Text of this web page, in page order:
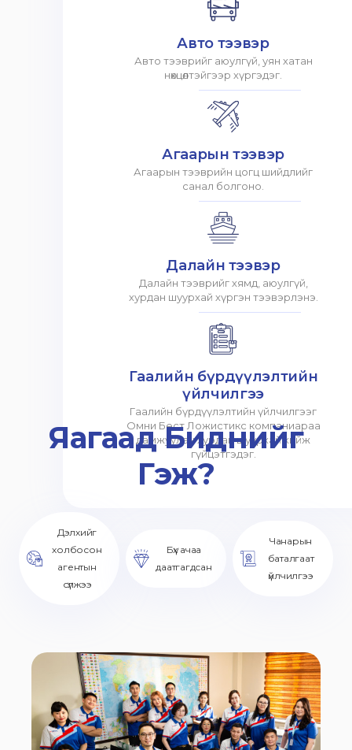
Авто тээвэр
Авто тээврийг аюулгүй, уян хатан
нөхцөлтэйгээр хүргэдэг.
Агаарын тээвэр
Агаарын тээврийн цогц шийдлийг
санал болгоно.
Далайн тээвэр
Далайн тээврийг хямд, аюулгүй,
хурдан шуурхай хүргэн тээвэрлэнэ.
Гаалийн бүрдүүлэлтийн
үйлчилгээ
Гаалийн бүрдүүлэлтийн үйлчилгээг
Омни Бест Ложистикс компаниараа
дамжуулан хурдан шуурхай хийж
гүйцэтгэдэг.
Яагаад Биднийг
Гэж?
Дэлхийг
холбосон
агентын
сүлжээ
Бүх ачаа
даатгагдсан
Чанарын
баталгаат
үйлчилгээ